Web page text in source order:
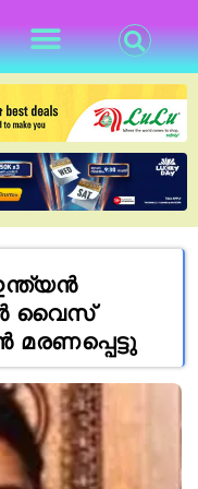
വൈസ്
മരണപ്പെട്ടു